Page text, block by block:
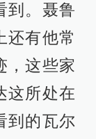
到。聂鲁
还有他常
，这些家
这所处在
到的瓦尔